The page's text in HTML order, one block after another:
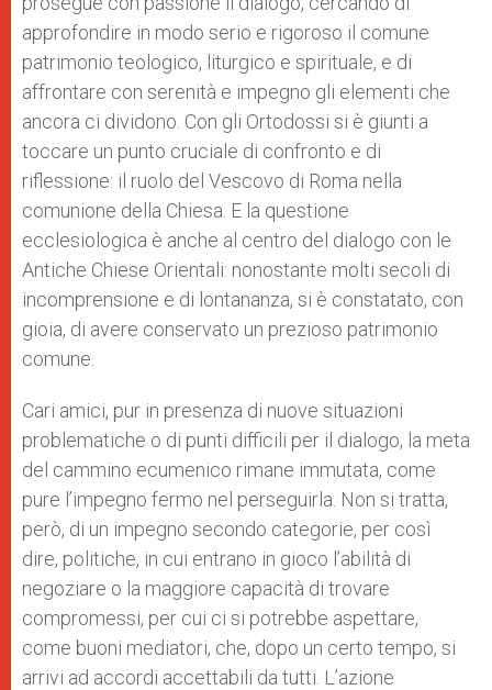
approfondire in modo serio e rigoroso il comune
patrimonio teologico, liturgico e spirituale, e di
affrontare con serenità e impegno gli elementi che
ancora ci dividono. Con gli Ortodossi si è giunti a
toccare un punto cruciale di confronto e di
riflessione: il ruolo del Vescovo di Roma nella
comunione della Chiesa. E la questione
ecclesiologica è anche al centro del dialogo con le
Antiche Chiese Orientali: nonostante molti secoli di
incomprensione e di lontananza, si è constatato, con
gioia, di avere conservato un prezioso patrimonio
comune.
Cari amici, pur in presenza di nuove situazioni
problematiche o di punti difficili per il dialogo, la meta
del cammino ecumenico rimane immutata, come
pure l’impegno fermo nel perseguirla. Non si tratta,
però, di un impegno secondo categorie, per così
dire, politiche, in cui entrano in gioco l’abilità di
negoziare o la maggiore capacità di trovare
compromessi, per cui ci si potrebbe aspettare,
come buoni mediatori, che, dopo un certo tempo, si
arrivi ad accordi accettabili da tutti. L’azione